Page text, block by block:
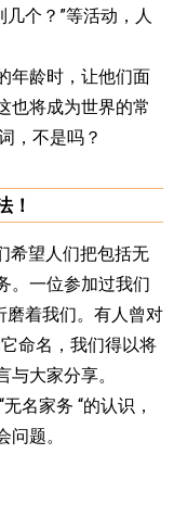
几个？”等活动，人
年龄时，让他们面
也将成为世界的常
，不是吗？
！
希望人们把包括无
。一位参加过我们
磨着我们。有人曾对
命名，我们得以将
大家分享。
名家务 “的认识，
题。